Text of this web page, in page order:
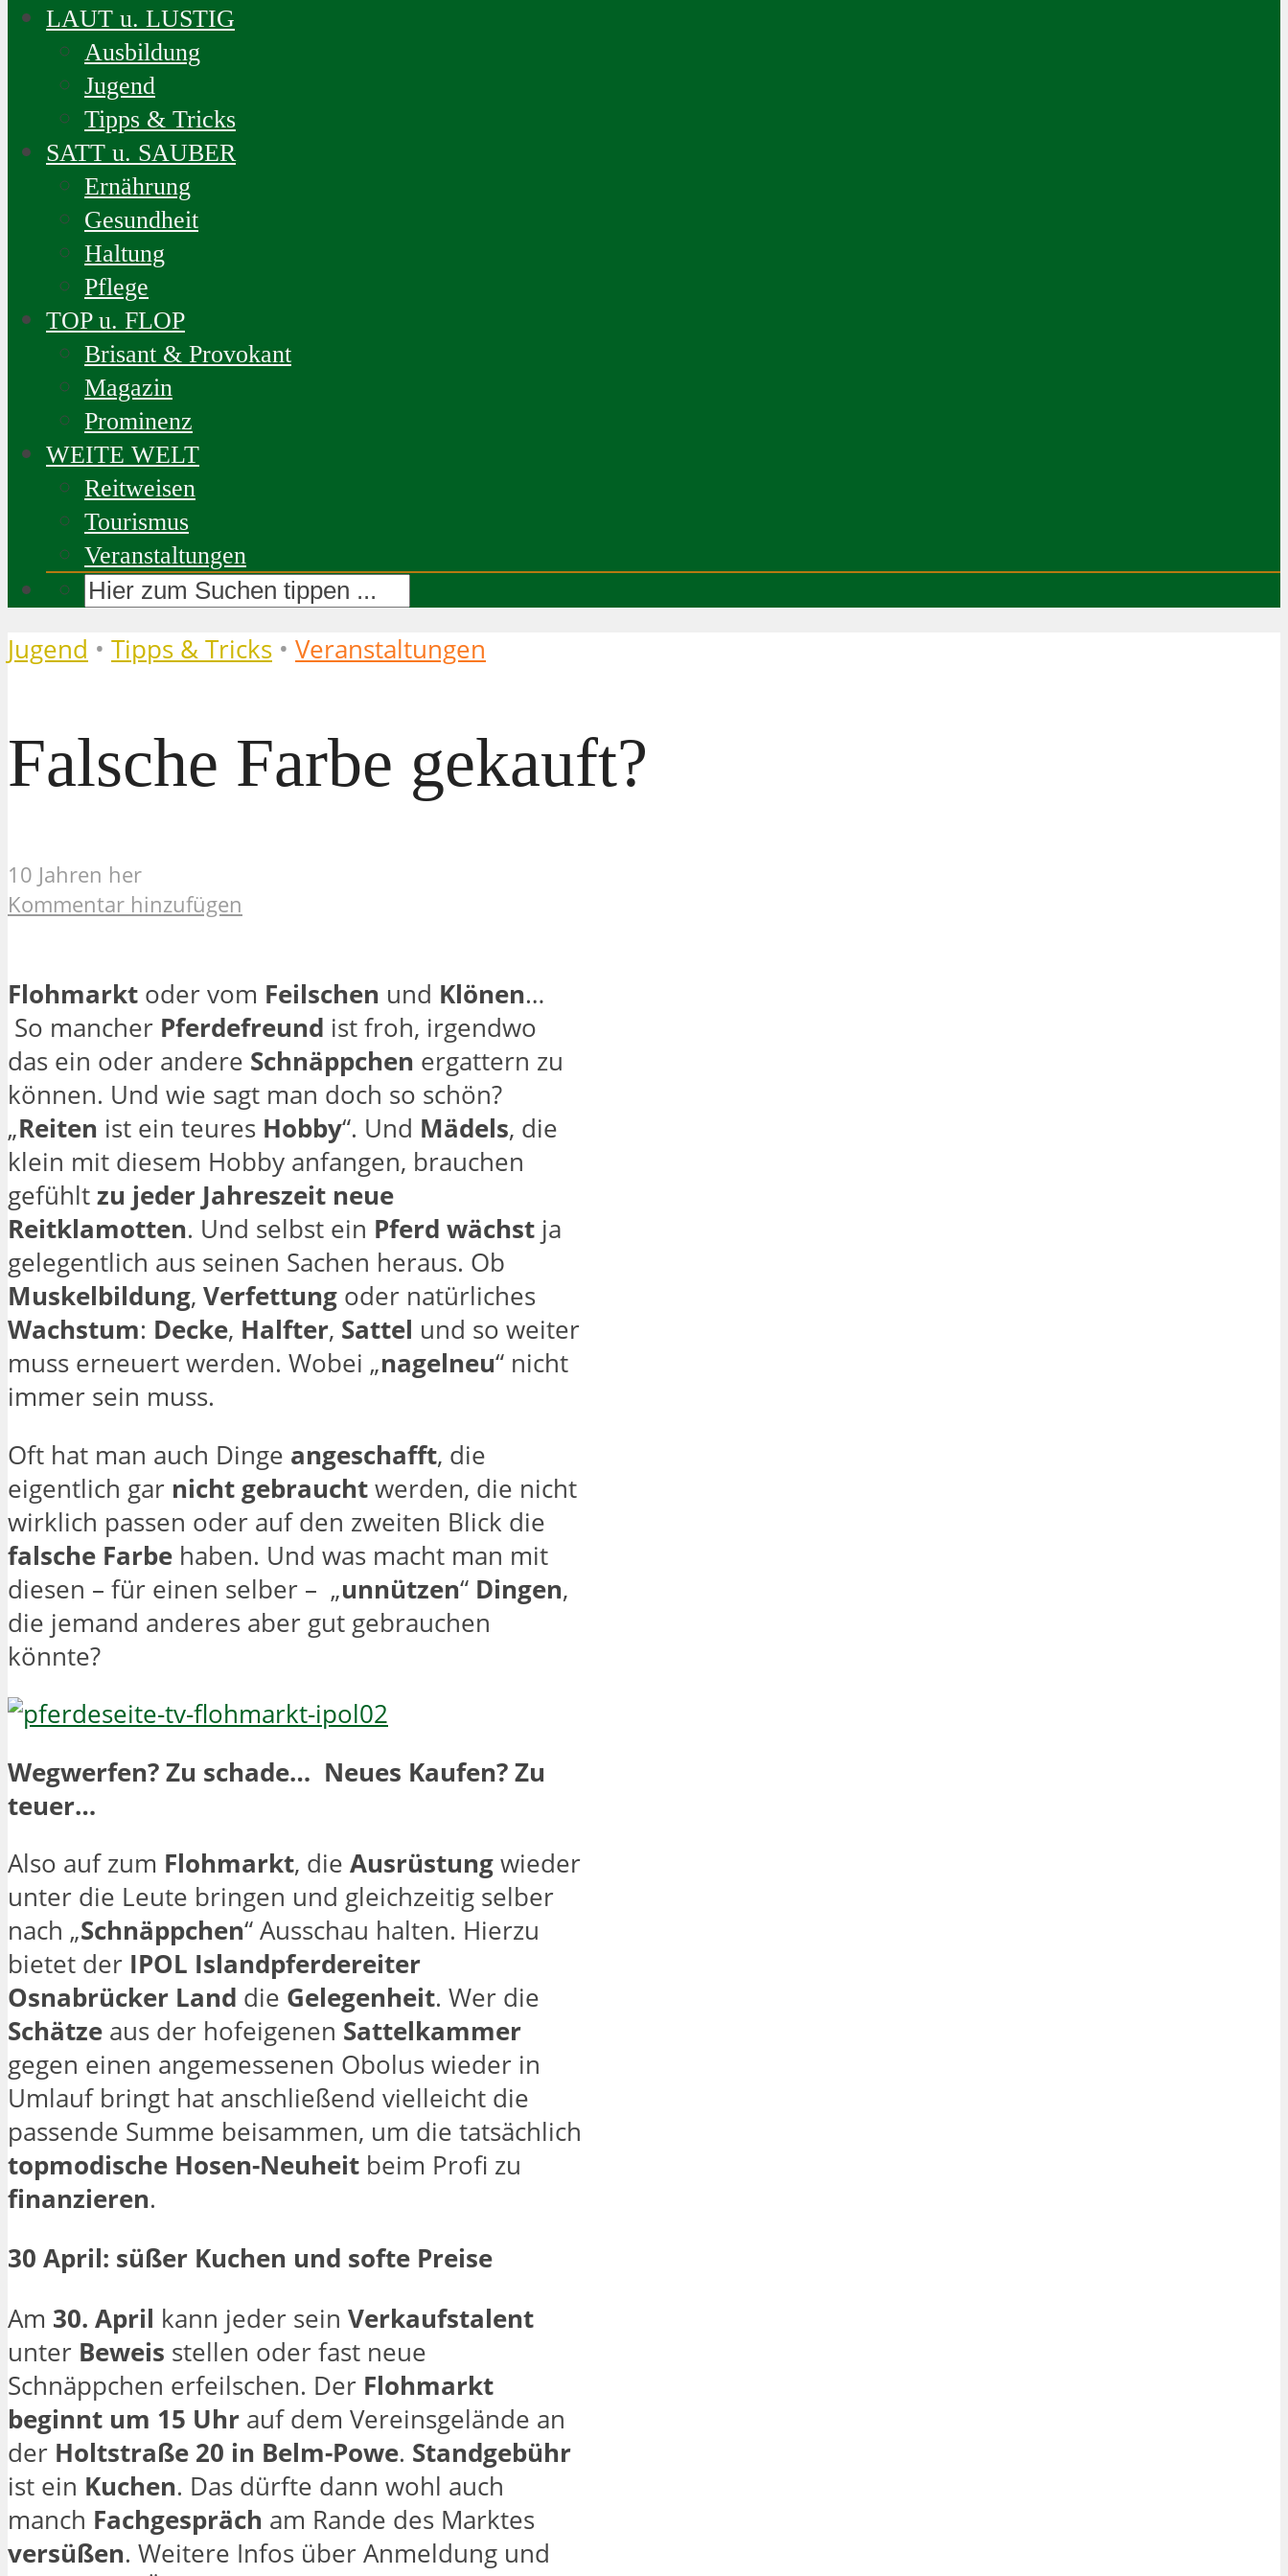
LAUT u. LUSTIG
Ausbildung
Jugend
Tipps & Tricks
SATT u. SAUBER
Ernährung
Gesundheit
Haltung
Pflege
TOP u. FLOP
Brisant & Provokant
Magazin
Prominenz
WEITE WELT
Reitweisen
Tourismus
Veranstaltungen
Jugend • Tipps & Tricks • Veranstaltungen
Falsche Farbe gekauft?
10 Jahren her
Kommentar hinzufügen
Flohmarkt oder vom Feilschen und Klönen…
So mancher Pferdefreund ist froh, irgendwo
das ein oder andere Schnäppchen ergattern zu
können. Und wie sagt man doch so schön?
„Reiten ist ein teures Hobby“. Und Mädels, die
klein mit diesem Hobby anfangen, brauchen
gefühlt zu jeder Jahreszeit neue
Reitklamotten. Und selbst ein Pferd wächst ja
gelegentlich aus seinen Sachen heraus. Ob
Muskelbildung, Verfettung oder natürliches
Wachstum: Decke, Halfter, Sattel und so weiter
muss erneuert werden. Wobei „nagelneu“ nicht
immer sein muss.
Oft hat man auch Dinge angeschafft, die
eigentlich gar nicht gebraucht werden, die nicht
wirklich passen oder auf den zweiten Blick die
falsche Farbe haben. Und was macht man mit
diesen – für einen selber – „unnützen“ Dingen,
die jemand anderes aber gut gebrauchen
könnte?
Wegwerfen? Zu schade… Neues Kaufen? Zu
teuer…
Also auf zum Flohmarkt, die Ausrüstung wieder
unter die Leute bringen und gleichzeitig selber
nach „Schnäppchen“ Ausschau halten. Hierzu
bietet der IPOL Islandpferdereiter
Osnabrücker Land die Gelegenheit. Wer die
Schätze aus der hofeigenen Sattelkammer
gegen einen angemessenen Obolus wieder in
Umlauf bringt hat anschließend vielleicht die
passende Summe beisammen, um die tatsächlich
topmodische Hosen-Neuheit beim Profi zu
finanzieren.
30 April: süßer Kuchen und softe Preise
Am 30. April kann jeder sein Verkaufstalent
unter Beweis stellen oder fast neue
Schnäppchen erfeilschen. Der Flohmarkt
beginnt um 15 Uhr auf dem Vereinsgelände an
der Holtstraße 20 in Belm-Powe. Standgebühr
ist ein Kuchen. Das dürfte dann wohl auch
manch Fachgespräch am Rande des Marktes
versüßen. Weitere Infos über Anmeldung und